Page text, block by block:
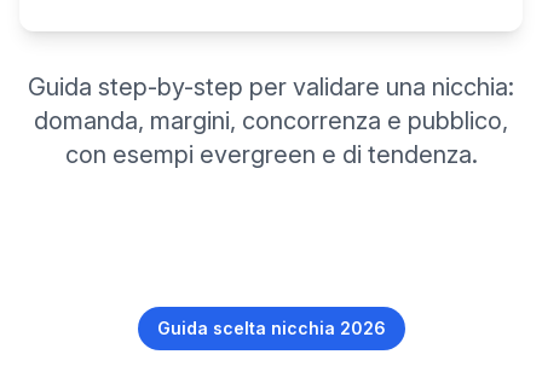
Guida step-by-step per validare una nicchia:
domanda, margini, concorrenza e pubblico,
con esempi evergreen e di tendenza.
Guida scelta nicchia 2026